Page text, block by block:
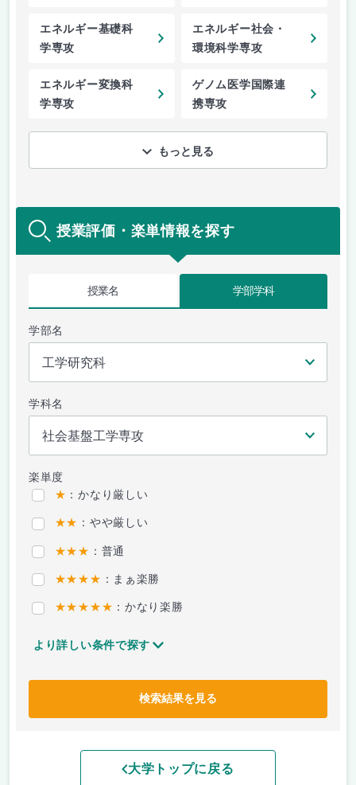
エネルギー基礎科
学専攻
エネルギー社会・
環境科学専攻
エネルギー変換科
学専攻
ゲノム医学国際連
携専攻
もっと見る
授業評価・楽単情報を探す
授業名 学部学科
学部名
学科名
楽単度
★ ：かなり厳しい
★★ ：やや厳しい
★★★ ：普通
★★★★ ：まぁ楽勝
★★★★★ ：かなり楽勝
より詳しい条件で探す
検索結果を見る
大学トップに戻る